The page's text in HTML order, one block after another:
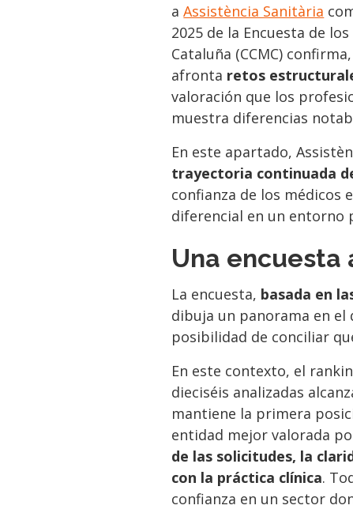
aAssistència Sanitària
2025 de la Encuesta de
Cataluña (CCMC)
afronta retos
valoración que los
muestra diferencias
En este apartado,
trayectoria continuada
confianza de los médicos
diferencial en un entorno
Una encuesta
La encuesta, basada en
dibuja un panorama en
posibilidad de conciliar
En este contexto, el
dieciséis analizadas
mantiene la primera
entidad mejor valorada
de las solicitudes, la
con la práctica clínica.
confianza en un sector